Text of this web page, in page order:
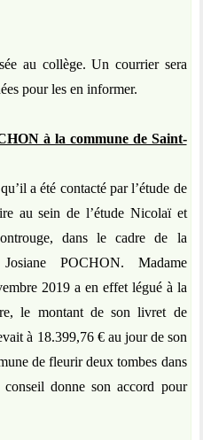
au collège. Un courrier sera
pour les en informer.
à la commune de Saint-
a été contacté par l’étude de
au sein de l’étude Nicolaï et
dans le cadre de la
POCHON. Madame
2019 a en effet légué à la
le montant de son livret de
à 18.399,76 € au jour de son
de fleurir deux tombes dans
donne son accord pour